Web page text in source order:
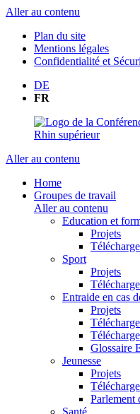
Aller au contenu
Plan du site
Mentions légales
Confidentialité et
DE
FR
Aller au contenu
Home
Groupes de travail
Aller au contenu
Education et
Projets
Sport
Projets
Entraide en cas
Projets
Glossaire
Jeunesse
Projets
Parlement
Santé